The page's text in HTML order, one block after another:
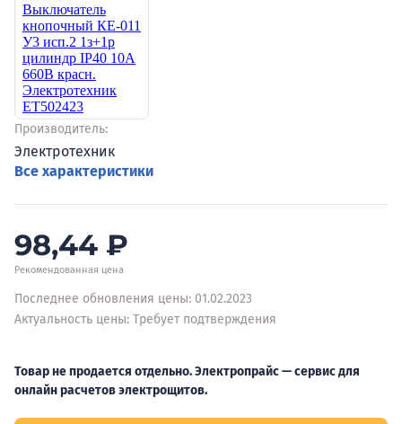
Производитель:
Электротехник
Все характеристики
98,44 ₽
Рекомендованная цена
Последнее обновления цены: 01.02.2023
Актуальность цены: Требует подтверждения
Товар не продается отдельно. Электропрайс — сервис для
онлайн расчетов электрощитов.